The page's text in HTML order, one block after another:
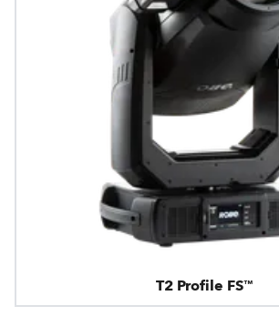
T2 Profile FS™